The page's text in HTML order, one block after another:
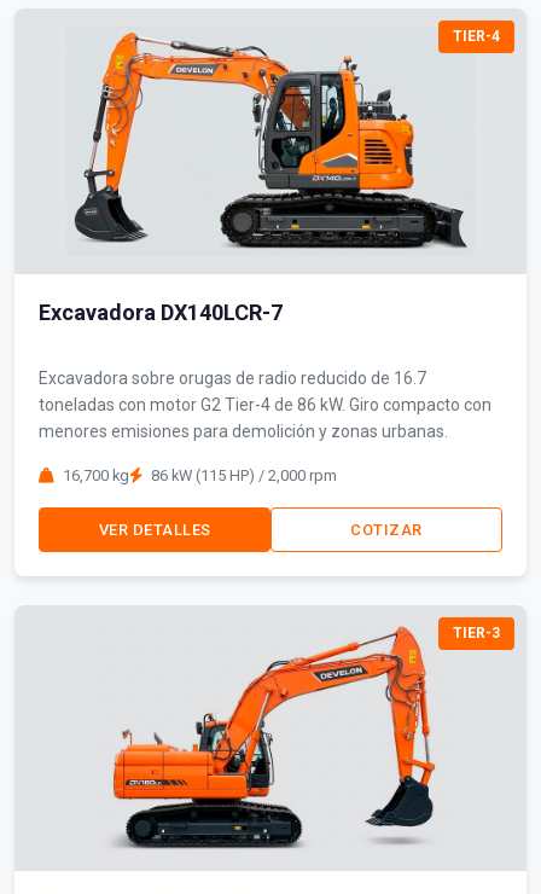
TIER-4
Excavadora DX140LCR-7
Excavadora sobre orugas de radio reducido de 16.7
toneladas con motor G2 Tier-4 de 86 kW. Giro compacto con
menores emisiones para demolición y zonas urbanas.
16,700 kg 86 kW (115 HP) / 2,000 rpm
VER DETALLES COTIZAR
TIER-3